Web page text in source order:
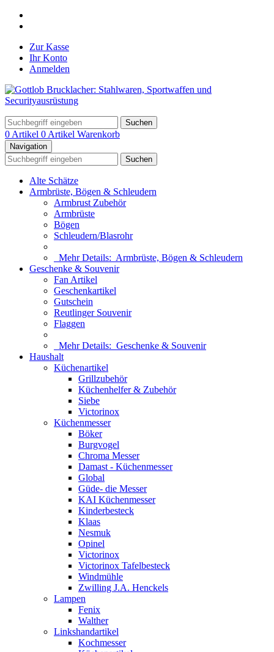
Zur Kasse
Ihr Konto
Anmelden
Suchen
0 Artikel 0 Artikel Warenkorb
Navigation
Suchen
Alte Schätze
Armbrüste, Bögen & Schleudern
Armbrust Zubehör
Armbrüste
Bögen
Schleudern/Blasrohr
Mehr Details: Armbrüste, Bögen & Schleudern
Geschenke & Souvenir
Fan Artikel
Geschenkartikel
Gutschein
Reutlinger Souvenir
Flaggen
Mehr Details: Geschenke & Souvenir
Haushalt
Küchenartikel
Grillzubehör
Küchenhelfer & Zubehör
Siebe
Victorinox
Küchenmesser
Böker
Burgvogel
Chroma Messer
Damast - Küchenmesser
Global
Güde- die Messer
KAI Küchenmesser
Kinderbesteck
Klaas
Nesmuk
Opinel
Victorinox
Victorinox Tafelbesteck
Windmühle
Zwilling J.A. Henckels
Lampen
Fenix
Walther
Linkshandartikel
Kochmesser